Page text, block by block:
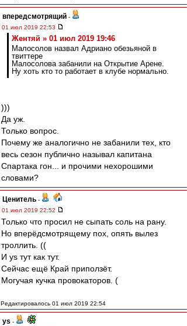
впередсмотрящий -
01 июл 2019 22:53
Жентяй » 01 июл 2019 19:46
Малосолов назвал Адриано обезьяной в
твиттере
Малосолова забанили на Открытие Арене.
Ну хоть кто то работает в клубе нормально.
)))
Да уж.
Только вопрос.
Почему же аналогично не забанили тех, кто
весь сезон публично называл капитана
Спартака гон... и прочими нехорошими
словами?
Ценитель -
01 июл 2019 22:52
Только что просил не сыпать соль на рану.
Но вперёдсмотрящему пох, опять вылез
троллить. ((
И ys тут как тут.
Сейчас ещё Край приползёт.
Могучая кучка провокаторов. (
Редактировалось 01 июл 2019 22:54
ys -